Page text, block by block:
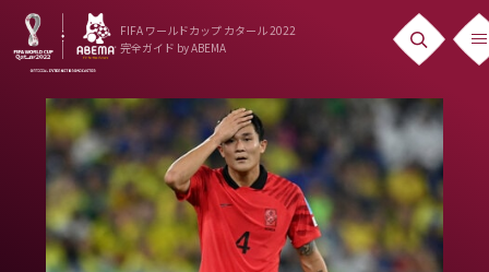
FIFA ワールドカップ カタール 2022
完全ガイド by ABEMA
ニュース
News
出場国
Teams